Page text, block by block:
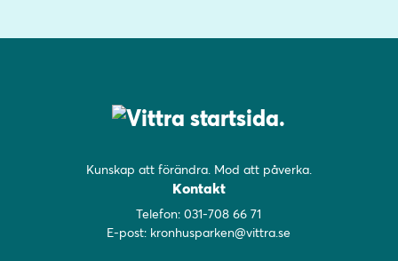
Kunskap att förändra. Mod att påverka.
Kontakt
Telefon:031-708 66 71
E-post: kronhusparken@vittra.se